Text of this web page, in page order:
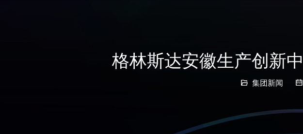
格林斯达安徽生产创新
集团新闻